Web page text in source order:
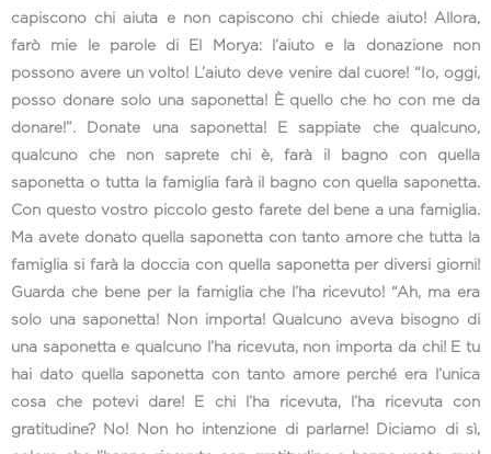
capiscono chi aiuta e non capiscono chi chiede aiuto! Allora,
farò mie le parole di El Morya: l’aiuto e la donazione non
possono avere un volto! L’aiuto deve venire dal cuore! “Io, oggi,
posso donare solo una saponetta! È quello che ho con me da
donare!”. Donate una saponetta! E sappiate che qualcuno,
qualcuno che non saprete chi è, farà il bagno con quella
saponetta o tutta la famiglia farà il bagno con quella saponetta.
Con questo vostro piccolo gesto farete del bene a una famiglia.
Ma avete donato quella saponetta con tanto amore che tutta la
famiglia si farà la doccia con quella saponetta per diversi giorni!
Guarda che bene per la famiglia che l’ha ricevuto! “Ah, ma era
solo una saponetta! Non importa! Qualcuno aveva bisogno di
una saponetta e qualcuno l’ha ricevuta, non importa da chi! E tu
hai dato quella saponetta con tanto amore perché era l’unica
cosa che potevi dare! E chi l’ha ricevuta, l’ha ricevuta con
gratitudine? No! Non ho intenzione di parlarne! Diciamo di sì,